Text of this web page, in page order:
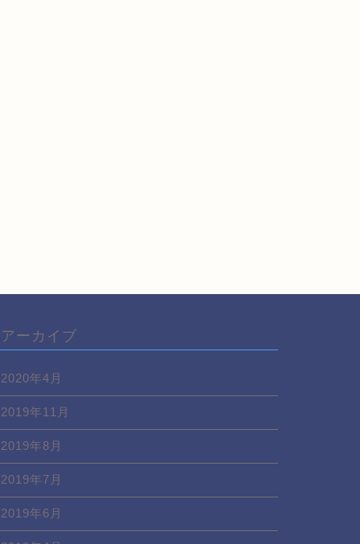
アーカイブ
2020年4月
2019年11月
2019年8月
2019年7月
2019年6月